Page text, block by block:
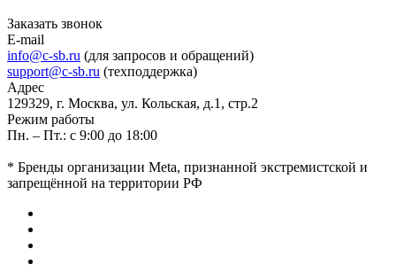
Заказать звонок
E-mail
info@c-sb.ru (для запросов и обращений)
support@c-sb.ru (техподдержка)
Адрес
129329, г. Москва, ул. Кольская, д.1, стр.2
Режим работы
Пн. – Пт.: с 9:00 до 18:00
* Бренды организации Meta, признанной экстремистской и
запрещённой на территории РФ